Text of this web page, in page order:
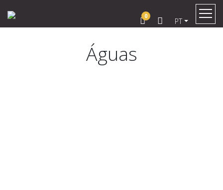
0
PT
Águas